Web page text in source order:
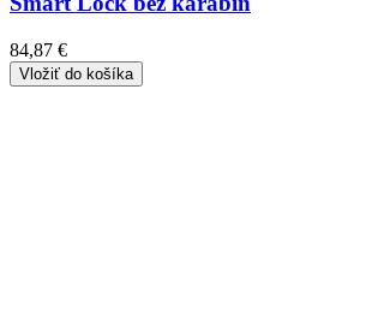
84,87 €
Vložiť do košíka